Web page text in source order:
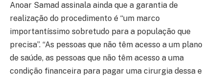
Anoar Samad assinala ainda que a garantia de
realização do procedimento é “um marco
importantíssimo sobretudo para a população que
precisa”. “As pessoas que não têm acesso a um plano
de saúde, as pessoas que não têm acesso a uma
condição financeira para pagar uma cirurgia dessa e